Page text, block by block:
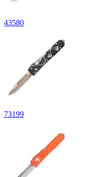
43580
73199